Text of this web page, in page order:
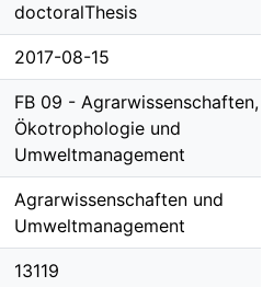
doctoralThesis
2017-08-15
FB 09 - Agrarwissenschaften,
Ökotrophologie und
Umweltmanagement
Agrarwissenschaften und
Umweltmanagement
13119